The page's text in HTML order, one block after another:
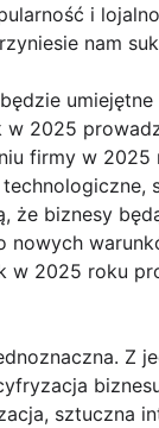
i
nam
w 2025
firmy w 2025
że biznesy
nowych
w 2025 roku
Z
sztuczna